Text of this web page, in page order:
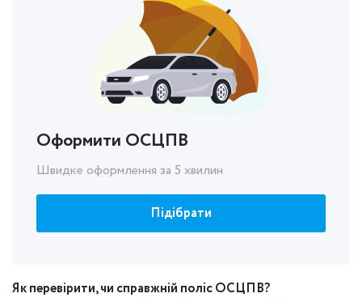
Оформити ОСЦПВ
Швидке оформлення за 5 хвилин
Підібрати
Як перевірити, чи справжній поліс ОСЦПВ?